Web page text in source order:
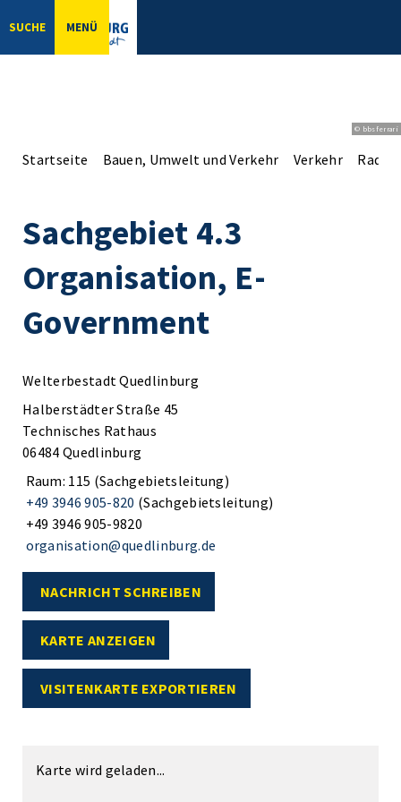
SUCHE MENÜ
© bbsferrari
Startseite Bauen, Umwelt und Verkehr Verkehr
Sachgebiet 4.3
Organisation, E-
Government
Welterbestadt Quedlinburg
Halberstädter Straße 45
Technisches Rathaus
06484 Quedlinburg
Raum: 115 (Sachgebietsleitung)
+49 3946 905-820 (Sachgebietsleitung)
+49 3946 905-9820
organisation@quedlinburg.de
NACHRICHT SCHREIBEN
KARTE ANZEIGEN
VISITENKARTE EXPORTIEREN
Karte wird geladen...